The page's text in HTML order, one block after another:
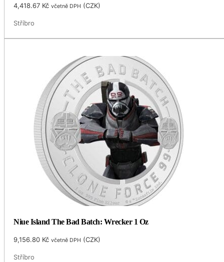
4,418.67 Kč včetně DPH (CZK)
Stříbro
Niue Island The Bad Batch: Wrecker 1 Oz
9,156.80 Kč včetně DPH (CZK)
Stříbro